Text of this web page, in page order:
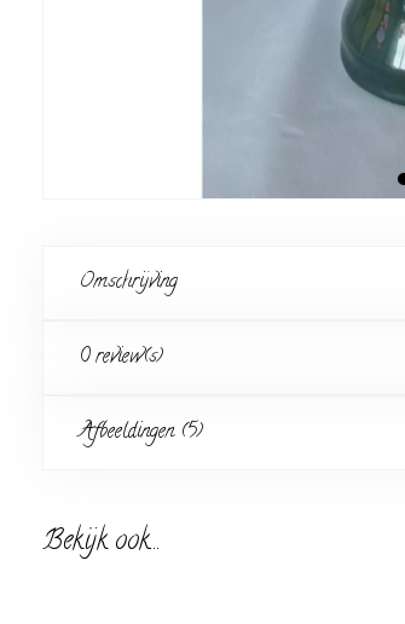
Omschrijving
0 review(s)
Afbeeldingen (5)
Bekijk ook...